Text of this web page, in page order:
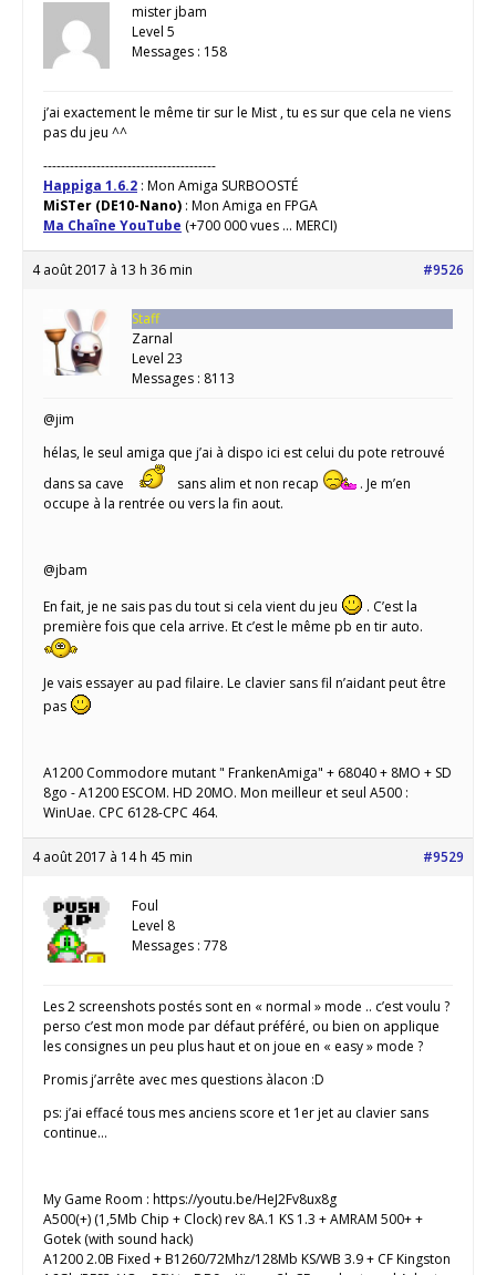
mister jbam
Level 5
Messages : 158
j’ai exactement le même tir sur le Mist , tu es sur que cela ne viens
pas du jeu ^^
---------------------------------------
Happiga 1.6.2 : Mon Amiga SURBOOSTÉ
MiSTer (DE10-Nano) : Mon Amiga en FPGA
Ma Chaîne YouTube (+700 000 vues ... MERCI)
4 août 2017 à 13 h 36 min #9526
Staff
Zarnal
Level 23
Messages : 8113
@jim
hélas, le seul amiga que j’ai à dispo ici est celui du pote retrouvé
dans sa cave
sans alim et non recap
. Je m’en
occupe à la rentrée ou vers la fin aout.
@jbam
En fait, je ne sais pas du tout si cela vient du jeu
. C’est la
première fois que cela arrive. Et c’est le même pb en tir auto.
Je vais essayer au pad filaire. Le clavier sans fil n’aidant peut être
pas
A1200 Commodore mutant " FrankenAmiga" + 68040 + 8MO + SD
8go - A1200 ESCOM. HD 20MO. Mon meilleur et seul A500 :
WinUae. CPC 6128-CPC 464.
4 août 2017 à 14 h 45 min #9529
Foul
Level 8
Messages : 778
Les 2 screenshots postés sont en « normal » mode .. c’est voulu ?
perso c’est mon mode par défaut préféré, ou bien on applique
les consignes un peu plus haut et on joue en « easy » mode ?
Promis j’arrête avec mes questions àlacon :D
ps: j’ai effacé tous mes anciens score et 1er jet au clavier sans
continue…
My Game Room : https://youtu.be/HeJ2Fv8ux8g
A500(+) (1,5Mb Chip + Clock) rev 8A.1 KS 1.3 + AMRAM 500+ +
Gotek (with sound hack)
A1200 2.0B Fixed + B1260/72Mhz/128Mb KS/WB 3.9 + CF Kingston